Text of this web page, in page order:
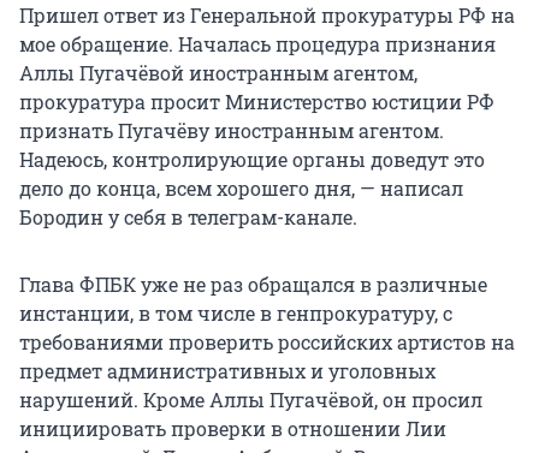
Пришел ответ из Генеральной прокуратуры РФ на
мое обращение. Началась процедура признания
Аллы Пугачёвой иностранным агентом,
прокуратура просит Министерство юстиции РФ
признать Пугачёву иностранным агентом.
Надеюсь, контролирующие органы доведут это
дело до конца, всем хорошего дня, — написал
Бородин у себя в телеграм-канале.
Глава ФПБК уже не раз обращался в различные
инстанции, в том числе в генпрокуратуру, с
требованиями проверить российских артистов на
предмет административных и уголовных
нарушений. Кроме Аллы Пугачёвой, он просил
инициировать проверки в отношении Лии